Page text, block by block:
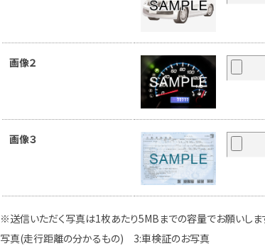
画像２
画像３
※送信いただく写真は1枚あたり5MBまでの容量でお願いしま
写真(走行距離の分かるもの) 3:車検証のお写真